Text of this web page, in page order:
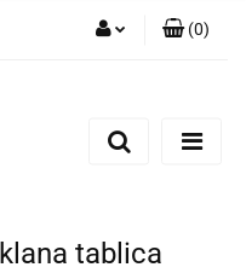
Zarejestruj się
(0)
tablica